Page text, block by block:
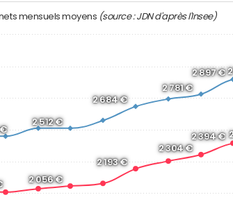
mensuels moyens (source : JDN d'après l'Insee)
2 056 €
2 193 €
2 304 €
2 394 €
€
2 512 €
2 684 €
2 781 €
2 897 €